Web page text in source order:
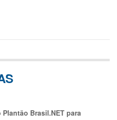
Brasil.NET para